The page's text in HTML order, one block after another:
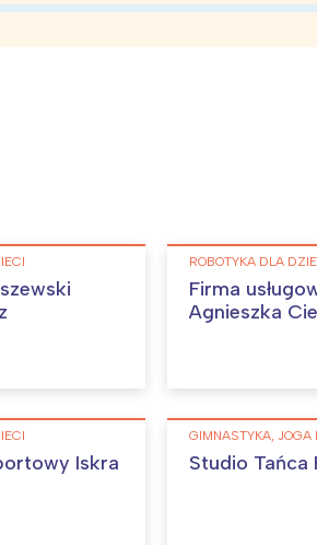
ROBOTYKA DLA
Firma
Agnieszka
Iskra
GIMNASTYKA, JOGA
Studio Tańca
Śląsk